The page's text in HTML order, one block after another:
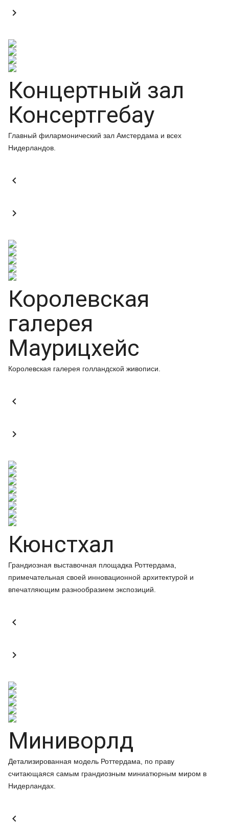

Концертный зал
Консертгебау
Главный филармонический зал Амстердама и всех
Нидерландов.


Королевская
галерея
Маурицхейс
Королевская галерея голландской живописи.


Кюнстхал
Грандиозная выставочная площадка Роттердама,
примечательная своей инновационной архитектурой и
впечатляющим разнообразием экспозиций.


Миниворлд
Детализированная модель Роттердама, по праву
считающаяся самым грандиозным миниатюрным миром в
Нидерландах.
